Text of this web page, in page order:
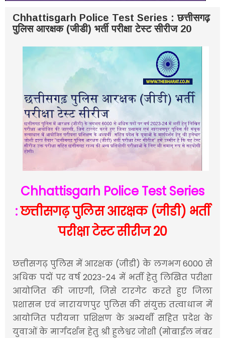
Chhattisgarh Police Test Series : छत्तीसगढ़
पुलिस आरक्षक (जीडी) भर्ती परीक्षा टेस्ट सीरीज 20
Chhattisgarh Police Test Series
:छत्तीसगढ़ पुलिस आरक्षक (जीडी) भर्ती
परीक्षा टेस्ट सीरीज 20
छत्तीसगढ़ पुलिस में आरक्षक (जीडी) के लगभग 6000 से
अधिक पदों पर वर्ष 2023-24 में भर्ती हेतु लिखित परीक्षा
आयोजित की जाएगी, जिसे टारगेट करते हुए जिला
प्रशासन एवं नारायणपुर पुलिस की संयुक्त तत्वाधान में
आयोजित परीयना प्रशिक्षण के अभ्यर्थी सहित प्रदेश के
युवाओं के मार्गदर्शन हेतु श्री हुलेश्वर जोशी (मोबाईल नंबर